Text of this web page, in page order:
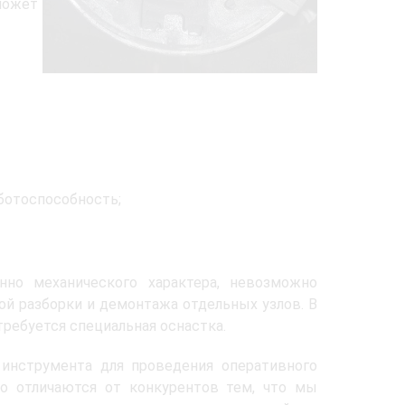
механического характера, невозможно
разборки и демонтажа отдельных узлов. В
специальная оснастка.
для проведения оперативного
отличаются от конкурентов тем, что мы